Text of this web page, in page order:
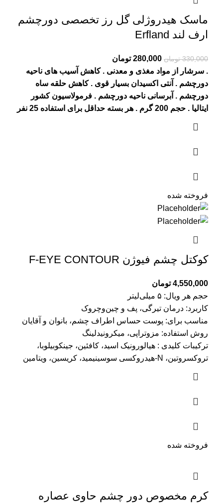
ماسک هیدروژلی گل رز تخصصی دورچشم
ارف لند Erfland
330,000 تومان Original
price
was:
330,000 تومان.
280,000 تومان
price
is:
280,000 تومان.
. سرشار از مواد مغذی و معدنی . کاهش آسیب های ناحیه
دورچشم . آنتی اکسیدان بسیار قوی . کاهش حلقه ساه
دورچشم . آبرسانی ناحیه دورچشم . فرمولاسیون کشور
ایتالیا . حجم 200 گرم . هر بسته حداقل برای استفاده 25 نفر
فروخته شده
کوکتل چشم فیوژن F-EYE CONTOUR
4,550,000 تومان
حجم هر ویال: ۵ میلی‌لیتر
کاربرد: درمان تیرگی، پف و چین‌وچروک
مناسب برای: پوست حساس اطراف چشم، بانوان و آقایان
روش استفاده: مزوتراپی، میکرونیدلینگ
ترکیبات کلیدی : هیالورونیک اسید، کافئین، جینکوبیلوبا،
تروکسروتین، N-هیدروکسی سوسینیمید، کریسین، ویتامین
فروخته شده
کرم مخصوص دور چشم حاوی عصاره